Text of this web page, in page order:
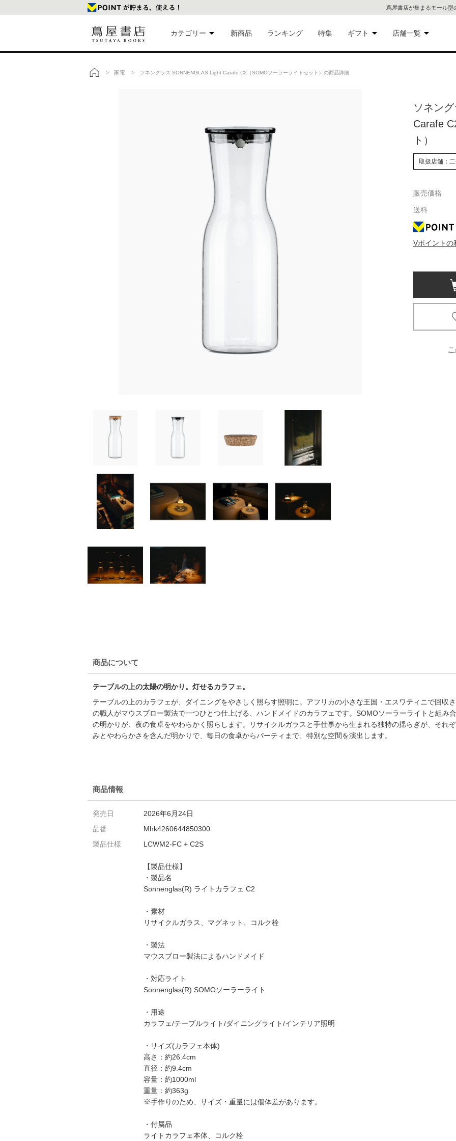
蔦屋書店が集まるモール型
カテゴリー
美術品
映像・音
新商品 ランキング 特集 ギフト
ギフトにおすすめ
店舗一覧
代官
屋書
銀座
屋書店
書店
蔦屋
梅田
> 家電 > ソネングラス SONNENGLAS Light Carafe C2（SOMOソーラーライトセット）の商品詳細
ソネン
Carafe
ト）
取扱店舗：
販売価格
送料
Vポイントの
商品について
テーブルの上の太陽の明かり。灯せるカラフェ。
テーブルの上のカラフェが、ダイニングをやさしく照らす照明に。アフリカの小さな王国・エスワティニで回収
の職人がマウスブロー製法で一つひとつ仕上げる、ハンドメイドのカラフェです。SOMOソーラーライトと組み
の明かりが、夜の食卓をやわらかく照らします。リサイクルガラスと手仕事から生まれる独特の揺らぎが、それ
みとやわらかさを含んだ明かりで、毎日の食卓からパーティまで、特別な空間を演出します。
商品情報
発売日
2026年6月24日
品番
Mhk4260644850300
製品仕様
LCWM2-FC + C2S
【製品仕様】
・製品名
Sonnenglas(R) ライトカラフェ C2
・素材
リサイクルガラス、マグネット、コルク栓
・製法
マウスブロー製法によるハンドメイド
・対応ライト
Sonnenglas(R) SOMOソーラーライト
・用途
カラフェ/テーブルライト/ダイニングライト/インテリア照明
・サイズ(カラフェ本体)
高さ：約26.4cm
直径：約9.4cm
容量：約1000ml
重量：約363g
※手作りのため、サイズ・重量には個体差があります。
・付属品
ライトカラフェ本体、コルク栓